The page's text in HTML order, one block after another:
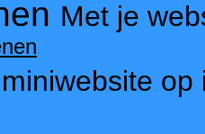
Met je
op